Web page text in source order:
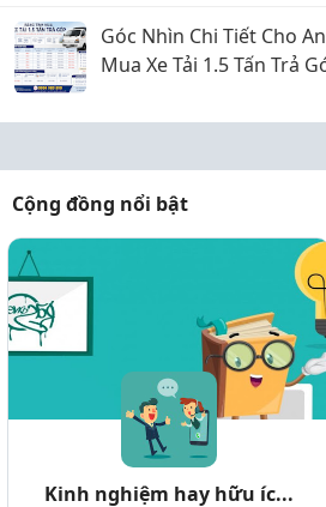
Góc Nhìn Chi Tiết Cho
Mua Xe Tải 1.5 Tấn Trả
Cộng đồng nổi bật
Kinh nghiệm hay hữu íc...